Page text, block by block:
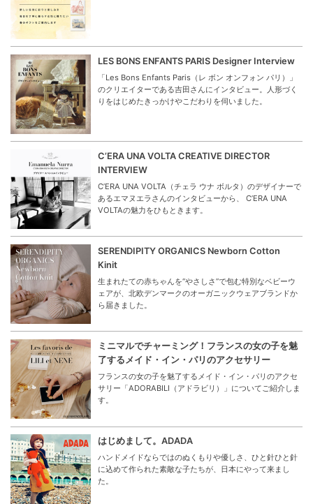
LES BONS ENFANTS PARIS Designer Interview
「Les Bons Enfants Paris（レ ボン オンフォン パリ）」
のクリエイターである吉田さんにインタビュー。人形づく
りをはじめたきっかけやこだわりを伺いました。
C’ERA UNA VOLTA CREATIVE DIRECTOR
INTERVIEW
C’ERA UNA VOLTA（チェラ ウナ ボルタ）のデザイナーで
あるエマヌエラさんのインタビューから、 C’ERA UNA
VOLTAの魅力をひもときます。
SERENDIPITY ORGANICS Newborn Cotton
Kinit
生まれたての赤ちゃんを“やさしさ”で包む特別なベビーウ
ェアが、北欧デンマークのオーガニックウェアブランドか
ら届きました。
ミニマルでチャーミング！フランスの女の子を魅
了するメイド・イン・パリのアクセサリー
フランスの女の子を魅了するメイド・イン・パリのアクセ
サリー「ADORABILI（アドラビリ）」についてご紹介しま
す。
はじめまして。ADADA
ハンドメイドならではのぬくもりや優しさ、ひと針ひと針
に込めて作られた素敵な子たちが、日本にやって来まし
た。